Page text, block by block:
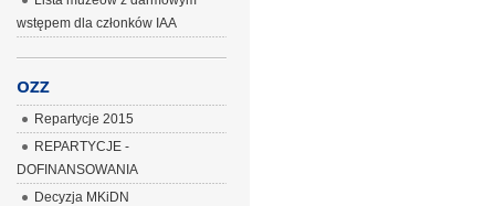
wstępem dla członków IAA
OZZ
Repartycje 2015
REPARTYCJE -
DOFINANSOWANIA
Decyzja MKiDN